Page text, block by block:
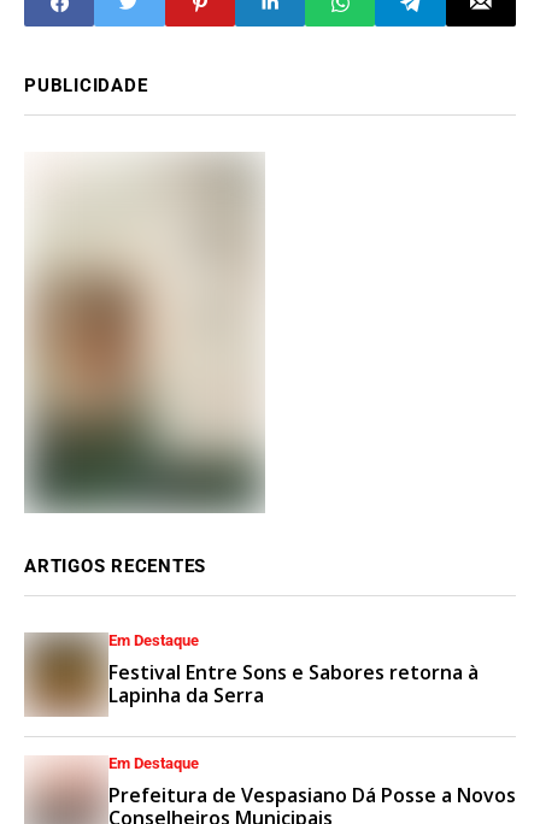
PUBLICIDADE
ARTIGOS RECENTES
Em Destaque
Festival Entre Sons e Sabores retorna à
Lapinha da Serra
Em Destaque
Prefeitura de Vespasiano Dá Posse a Novos
Conselheiros Municipais